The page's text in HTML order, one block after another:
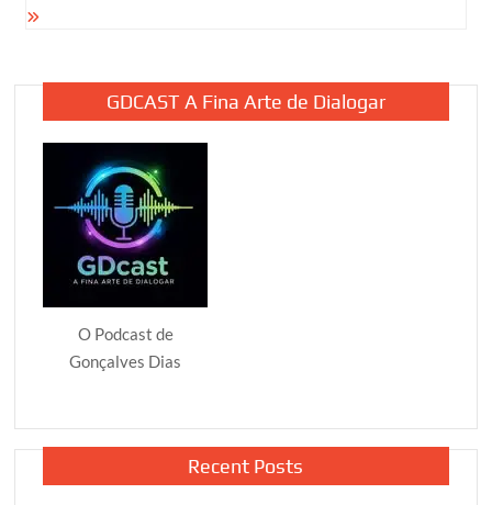
GDCAST A Fina Arte de Dialogar
O Podcast de
Gonçalves Dias
Recent Posts